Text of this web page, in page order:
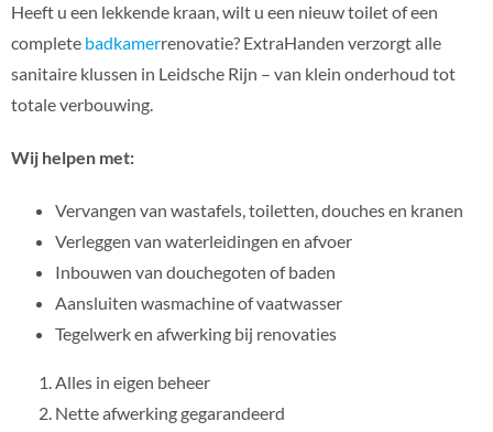
Heeft u een lekkende kraan, wilt u een nieuw toilet of een
complete badkamerrenovatie? ExtraHanden verzorgt alle
sanitaire klussen in Leidsche Rijn – van klein onderhoud tot
totale verbouwing.
Wij helpen met:
Vervangen van wastafels, toiletten, douches en kranen
Verleggen van waterleidingen en afvoer
Inbouwen van douchegoten of baden
Aansluiten wasmachine of vaatwasser
Tegelwerk en afwerking bij renovaties
Alles in eigen beheer
Nette afwerking gegarandeerd